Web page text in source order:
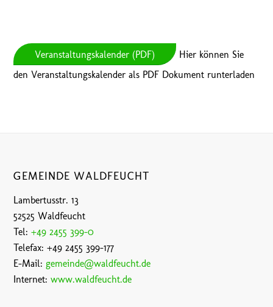
Veranstaltungskalender (PDF)
Hier können Sie
den Veranstaltungskalender als PDF Dokument runterladen
GEMEINDE WALDFEUCHT
Lambertusstr. 13
52525 Waldfeucht
Tel:+49 2455 399-0
Telefax: +49 2455 399-177
E-Mail: gemeinde@waldfeucht.de
Internet:www.waldfeucht.de